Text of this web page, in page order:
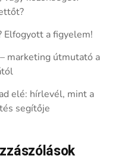
Elfogyott a figyelem!
marketing útmutató a
elé: hírlevél, mint a
segítője